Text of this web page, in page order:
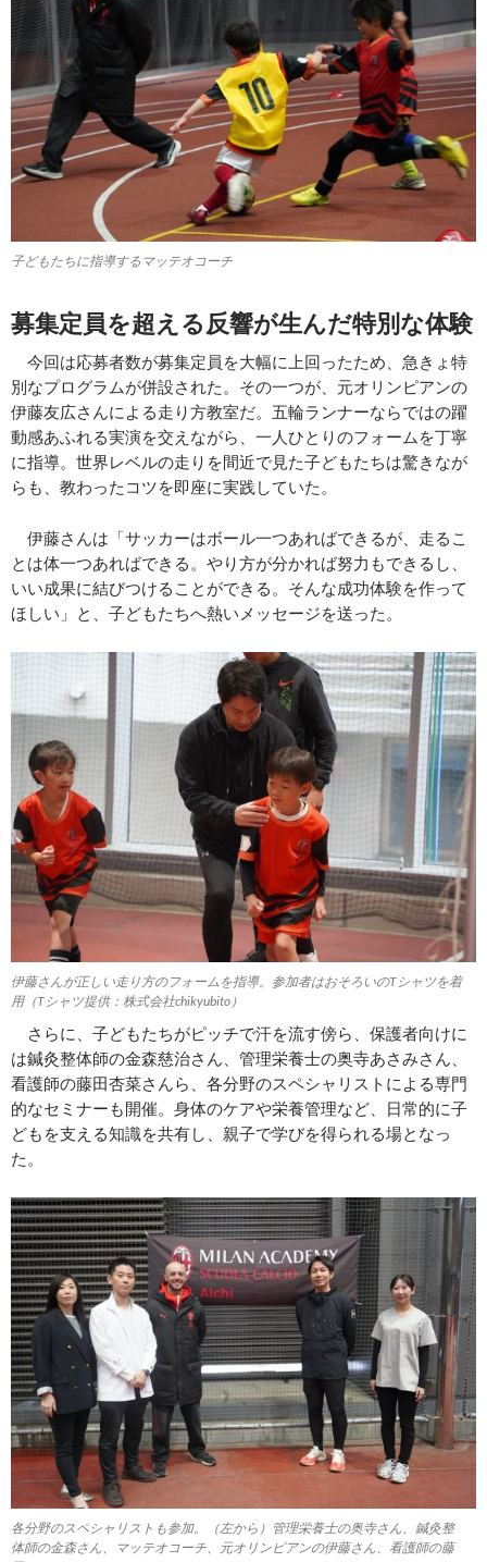
子どもたちに指導するマッテオコーチ
募集定員を超える反響が生んだ特別な体験
今回は応募者数が募集定員を大幅に上回ったため、急きょ特
別なプログラムが併設された。その一つが、元オリンピアンの
伊藤友広さんによる走り方教室だ。五輪ランナーならではの躍
動感あふれる実演を交えながら、一人ひとりのフォームを丁寧
に指導。世界レベルの走りを間近で見た子どもたちは驚きなが
らも、教わったコツを即座に実践していた。
伊藤さんは「サッカーはボール一つあればできるが、走るこ
とは体一つあればできる。やり方が分かれば努力もできるし、
いい成果に結びつけることができる。そんな成功体験を作って
ほしい」と、子どもたちへ熱いメッセージを送った。
伊藤さんが正しい走り方のフォームを指導。参加者はおそろいのTシャツを着
用（Tシャツ提供：株式会社chikyubito）
さらに、子どもたちがピッチで汗を流す傍ら、保護者向けに
は鍼灸整体師の金森慈治さん、管理栄養士の奥寺あさみさん、
看護師の藤田杏菜さんら、各分野のスペシャリストによる専門
的なセミナーも開催。身体のケアや栄養管理など、日常的に子
どもを支える知識を共有し、親子で学びを得られる場となっ
た。
各分野のスペシャリストも参加。（左から）管理栄養士の奥寺さん、鍼灸整
体師の金森さん、マッテオコーチ、元オリンピアンの伊藤さん、看護師の藤